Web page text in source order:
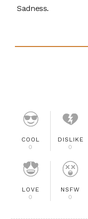
Sadness.
COOL
0
DISLIKE
0
LOVE
0
NSFW
0